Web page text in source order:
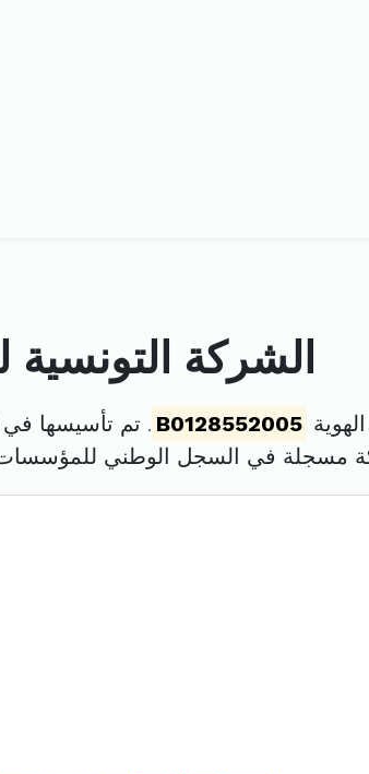
الشركة
B0128552005 . تم تأسيسها في 8 جوان 2005 برأس مال قدره
مسجلة في السجل الوطني